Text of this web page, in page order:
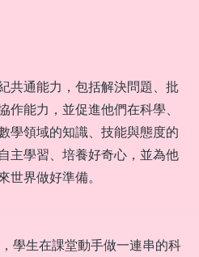
共通能力，包括解決問題、批
作能力，並促進他們在科學、
學領域的知識、技能與態度的
主學習、培養好奇心，並為他
世界做好準備。
學生在課堂動手做一連串的科